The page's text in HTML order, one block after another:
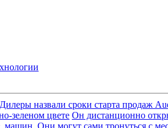
назвали сроки старта продаж
зеленом цвете Он дистанционно
машин. Они могут сами тронуться с